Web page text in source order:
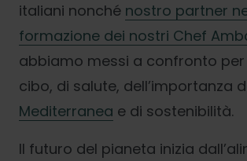
italiani nonché nostro partner
formazione dei nostri Chef
abbiamo messi a confronto
cibo, di salute, dell’importanza
Mediterranea e di sostenibilità.
Il futuro del pianeta inizia